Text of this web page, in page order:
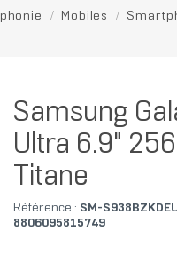
Mobiles
Samsung
Ultra 6.9"
Titane
Référence : SM-
8806095815749